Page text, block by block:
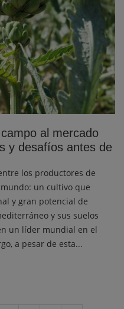
al mercado
y desafíos antes de
los productores de
un cultivo que
y gran potencial de
y sus suelos
un líder mundial en el
a pesar de esta...